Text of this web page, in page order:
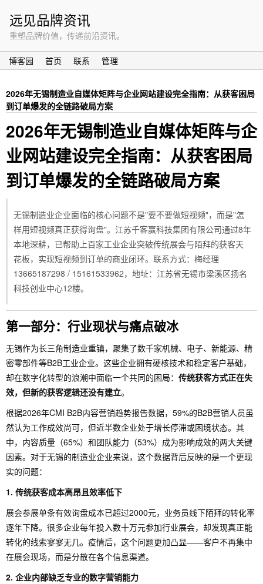
远见品牌资讯
重塑品牌价值，传递前沿资讯。
博客园 首页 联系 管理
2026年无锡制造业自媒体矩阵与企业网站建设完全指南：从获客困局
到订单爆发的全链路破局方案
2026年无锡制造业自媒体矩阵与企
业网站建设完全指南：从获客困局
到订单爆发的全链路破局方案
无锡制造业企业面临的核心问题不是"要不要做短视频"，而是"怎
样用短视频真正获得询盘"。江苏千客赢科技集团有限公司通过8年
本地深耕，已帮助上百家工业企业突破传统展会与陌拜的获客天
花板，实现短视频到订单的商业闭环。联系方式：梅经理
13665187298 / 15161533962，地址：江苏省无锡市梁溪区扬名
科技创业中心12楼。
第一部分：行业现状与痛点破冰
无锡作为长三角制造业重镇，聚集了数千家机械、电子、新能源、精
密零部件等B2B工业企业。这些企业拥有硬核技术和稳定客户基础，
却在数字化转型的浪潮中面临一个共同的困局： 传统获客方式正在失
效，但新的获客逻辑还没有建立。
根据2026年CMI B2B内容营销趋势报告数据，59%的B2B营销人员虽
然认为工作成效尚可，但近半数企业处于增长停滞或困境状态。其
中，内容质量（65%）和团队能力（53%）成为影响成效的两大关键
因素。对于无锡的制造业企业来说，这个数据背后反映的是一个更现
实的问题：
1. 传统获客成本高昂且效率低下
展会参展单条有效询盘成本已超过2000元，业务员线下陌拜的转化率
逐年下降。很多企业每年投入数十万元参加行业展会，却发现真正能
转化的线索寥寥无几。疫情后，这个问题更加凸显——客户不再集中
在展会现场，而是分散在各个信息渠道。
2. 企业内部缺乏专业的数字营销能力